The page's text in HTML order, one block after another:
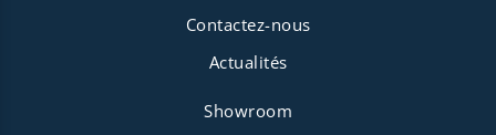
Contactez-nous
Actualités
Showroom